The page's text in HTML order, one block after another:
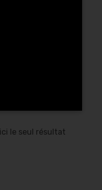
E
Dar
le seul résultat